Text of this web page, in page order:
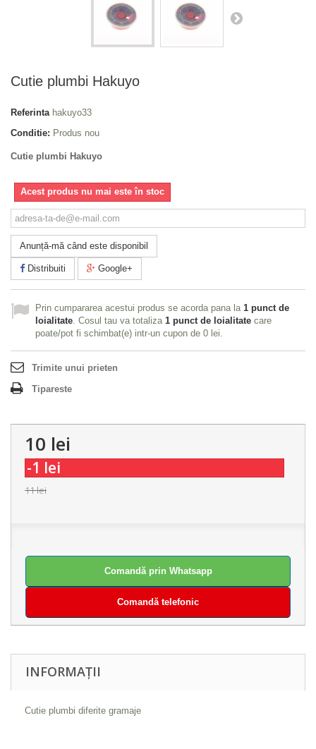
Cutie plumbi Hakuyo
Referinta hakuyo33
Conditie: Produs nou
Cutie plumbi Hakuyo
Acest produs nu mai este în stoc
Anunță-mă când este disponibil
Distribuiti Google+
Prin cumpararea acestui produs se acorda pana la 1 punct de
loialitate . Cosul tau va totaliza 1 punct de loialitate care
poate/pot fi schimbat(e) intr-un cupon de 0 lei
Trimite unui prieten
Tipareste
10 lei
-1 lei
11 lei
Comandă prin Whatsapp
Comandă telefonic
INFORMAȚII
Cutie plumbi diferite gramaje